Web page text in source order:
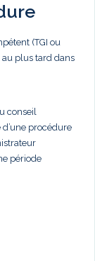
(TGI ou
au plus tard dans
conseil
procédure
période